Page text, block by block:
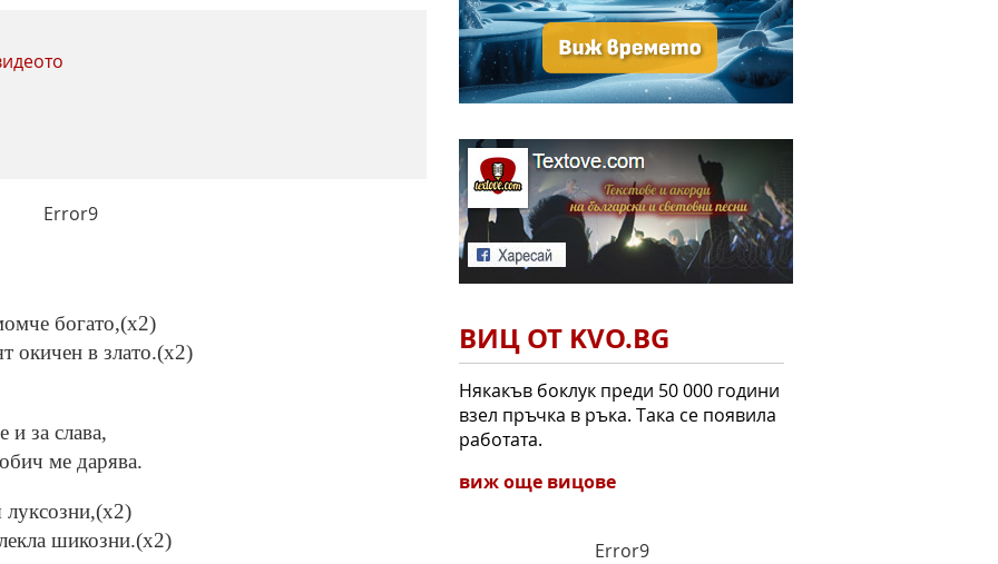
Error9
богато,(x2)
окичен в злато.(x2)
и за слава,
ме дарява.
луксозни,(x2)
шикозни.(x2)
ВИЦ ОТ KVO.BG
Някакъв боклук преди 50 000 години
взел пръчка в ръка. Така се появила
работата.
виж още вицове
Error9